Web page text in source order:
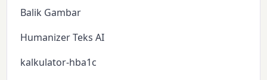
Balik Gambar
Humanizer Teks AI
kalkulator-hba1c